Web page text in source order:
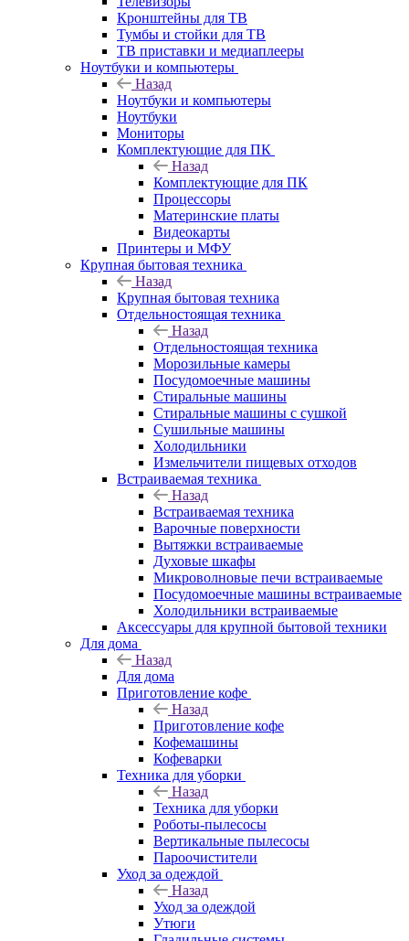
Кронштейны для ТВ
Тумбы и стойки для ТВ
ТВ приставки и медиаплееры
Ноутбуки и компьютеры
Назад
Ноутбуки и компьютеры
Ноутбуки
Мониторы
Комплектующие для ПК
Назад
Комплектующие для ПК
Процессоры
Материнские платы
Видеокарты
Принтеры и МФУ
Крупная бытовая техника
Назад
Крупная бытовая техника
Отдельностоящая техника
Назад
Отдельностоящая техника
Морозильные камеры
Посудомоечные машины
Стиральные машины
Стиральные машины с сушкой
Сушильные машины
Холодильники
Измельчители пищевых отходов
Встраиваемая техника
Назад
Встраиваемая техника
Варочные поверхности
Вытяжки встраиваемые
Духовые шкафы
Микроволновые печи встраиваемые
Посудомоечные машины встраиваемые
Холодильники встраиваемые
Аксессуары для крупной бытовой техники
Для дома
Назад
Для дома
Приготовление кофе
Назад
Приготовление кофе
Кофемашины
Кофеварки
Техника для уборки
Назад
Техника для уборки
Роботы-пылесосы
Вертикальные пылесосы
Пароочистители
Уход за одеждой
Назад
Уход за одеждой
Утюги